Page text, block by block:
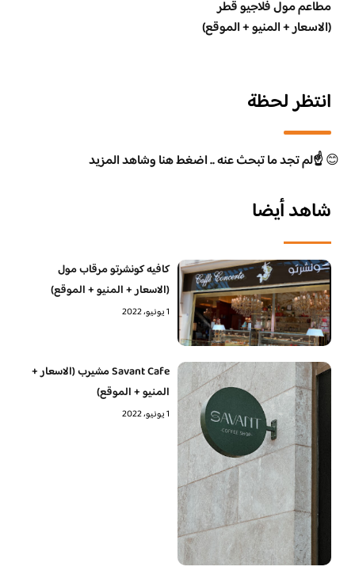
مطاعم مول فلاجيو قطر
(الاسعار + المنيو + الموقع)
انتظر لحظة
😊☝️لم تجد ما تبحث عنه .. اضغط هنا وشاهد المزيد
شاهد أيضا
كافيه كونشرتو مرقاب مول
(الاسعار + المنيو + الموقع)
1 يونيو، 2022
Savant Cafe مشيرب (الاسعار +
المنيو + الموقع)
1 يونيو، 2022